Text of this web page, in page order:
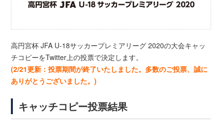
高円宮杯 JFA U-18サッカープレミアリーグ 2020の大会キャッ
チコピーをTwitter上の投票で決定します。
(2/21更新：投票期間が終了いたしました。多数のご投票、誠に
ありがとうございました。)
キャッチコピー投票結果